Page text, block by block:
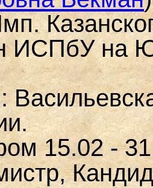
ИСПбУ на
15.02 -